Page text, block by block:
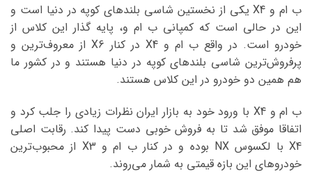
ب ام و X4 یکی از نخستین شاسی بلندهای کوپه در دنیا است و
این در حالی است که کمپانی ب ام و، پایه گذار این کلاس از
خودرو است. در واقع ب ام و X4 در کنار X6 از معروف‌ترین و
پرفروش‌ترین شاسی بلندهای کوپه در دنیا هستند و در کشور ما
هم همین دو خودرو در این کلاس هستند.
ب ام و X4 با ورود خود به بازار ایران نظرات زیادی را جلب کرد و
اتفاقا موفق شد تا به فروش خوبی دست پیدا کند. رقابت اصلی
X4 با لکسوس NX بوده و در کنار ب ام و X3 از محبوب‌ترین
خودروهای این بازه قیمتی به شمار می‌روند.